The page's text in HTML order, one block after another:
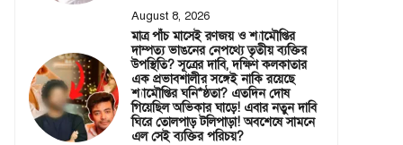
August 8, 2026
মাত্র পাঁচ মাসেই রণজয় ও শ্যামৌপ্তির
দাম্পত্য ভাঙনের নেপথ্যে তৃতীয় ব্যক্তির
উপস্থিতি? সূত্রের দাবি, দক্ষিণ কলকাতার
এক প্রভাবশালীর সঙ্গেই নাকি রয়েছে
শ্যামৌপ্তির ঘনি*ষ্ঠতা? এতদিন দোষ
গিয়েছিল অভিকার ঘাড়ে! এবার নতুন দাবি
ঘিরে তোলপাড় টলিপাড়া! অবশেষে সামনে
এল সেই ব্যক্তির পরিচয়?